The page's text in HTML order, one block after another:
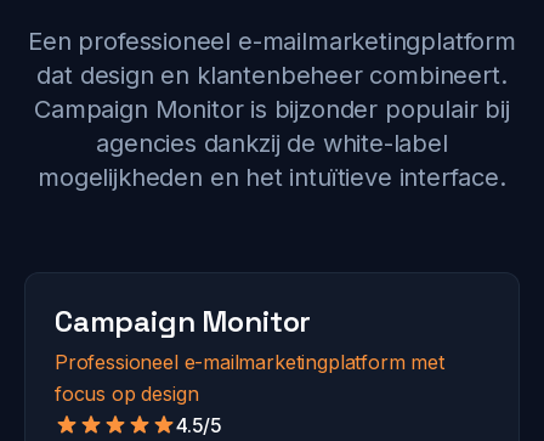
Een professioneel e-mailmarketingplatform
dat design en klantenbeheer combineert.
Campaign Monitor is bijzonder populair bij
agencies dankzij de white-label
mogelijkheden en het intuïtieve interface.
Campaign Monitor
Professioneel e-mailmarketingplatform met
focus op design
4.5/5